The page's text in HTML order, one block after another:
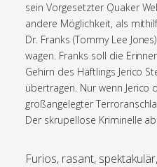
sein Vorgesetzter Quaker
andere Möglichkeit, als
Dr. Franks (Tommy Lee
wagen. Franks soll die
Gehirn des Häftlings Jerico
übertragen. Nur wenn
großangelegter
Der skrupellose Kriminelle
Furios, rasant,